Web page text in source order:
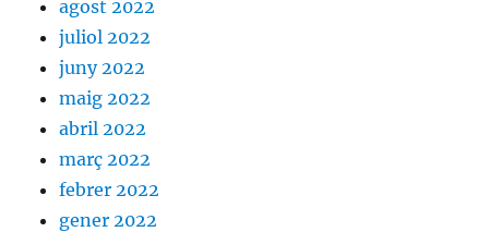
agost 2022
juliol 2022
juny 2022
maig 2022
abril 2022
març 2022
febrer 2022
gener 2022